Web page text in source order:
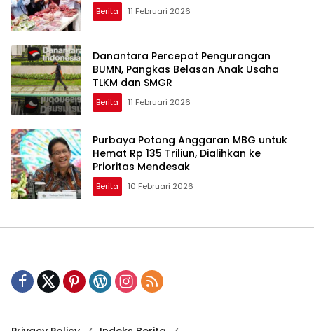
Berita 11 Februari 2026
Danantara Percepat Pengurangan
BUMN, Pangkas Belasan Anak Usaha
TLKM dan SMGR
Berita 11 Februari 2026
Purbaya Potong Anggaran MBG untuk
Hemat Rp 135 Triliun, Dialihkan ke
Prioritas Mendesak
Berita 10 Februari 2026